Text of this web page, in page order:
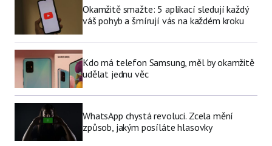
Okamžitě smažte: 5 aplikací sledují každý
váš pohyb a šmírují vás na každém kroku
Kdo má telefon Samsung, měl by okamžitě
udělat jednu věc
WhatsApp chystá revoluci. Zcela mění
způsob, jakým posíláte hlasovky